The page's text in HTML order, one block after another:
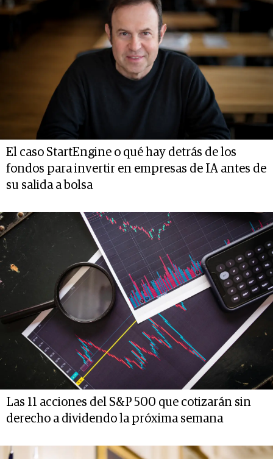
El caso StartEngine o qué hay detrás de los
fondos para invertir en empresas de IA antes de
su salida a bolsa
Las 11 acciones del S&P 500 que cotizarán sin
derecho a dividendo la próxima semana